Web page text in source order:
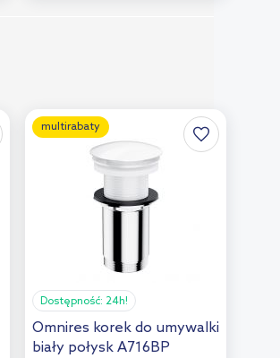
multirabaty
Dostępność: 24h!
Omnires korek do umywalki
biały połysk A716BP